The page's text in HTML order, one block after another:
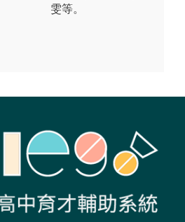
雯等。